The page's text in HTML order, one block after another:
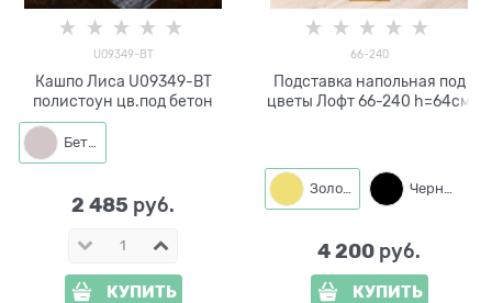
U09349-BT
Кашпо Лиса U09349-BT
полистоун цв.под бетон
Бетон
2 485 руб.
КУПИТЬ
66-240
Подставка напольная под
цветы Лофт 66-240 h=64см
Золото Черный
4 200 руб.
КУПИТЬ